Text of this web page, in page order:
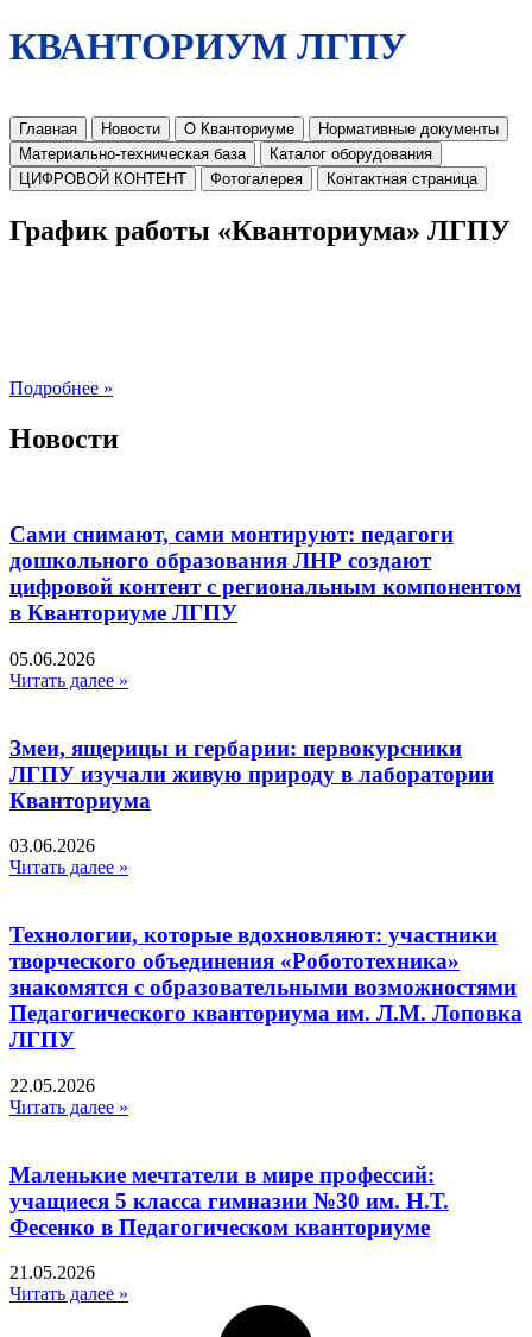
КВАНТОРИУМ ЛГПУ
Главная Новости О Кванториуме
Нормативные документы
Материально-техническая база
Каталог оборудования
ЦИФРОВОЙ КОНТЕНТ
Фотогалерея Контактная страница
График работы «Кванториума» ЛГПУ
Подробнее »
Новости
Сами снимают, сами монтируют: педагоги
дошкольного образования ЛНР создают
цифровой контент с региональным компонентом
в Кванториуме ЛГПУ​
05.06.2026
Читать далее »
Змеи, ящерицы и гербарии: первокурсники
ЛГПУ изучали живую природу в лаборатории
Кванториума
03.06.2026
Читать далее »
Технологии, которые вдохновляют: участники
творческого объединения «Робототехника»
знакомятся с образовательными возможностями
Педагогического кванториума им. Л.М. Лоповка
ЛГПУ
22.05.2026
Читать далее »
Маленькие мечтатели в мире профессий:
учащиеся 5 класса гимназии №30 им. Н.Т.
Фесенко в Педагогическом кванториуме
21.05.2026
Читать далее »